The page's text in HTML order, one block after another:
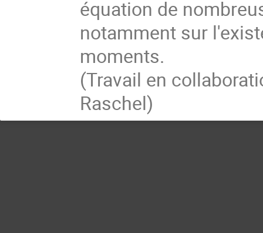
équation de
notamment sur
moments.
(Travail en
Raschel)